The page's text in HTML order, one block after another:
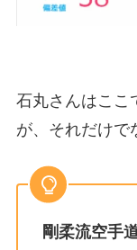
石丸さんはここ
が、それだけで
剛柔流空手